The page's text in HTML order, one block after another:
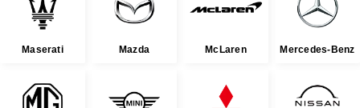
Maserati Mazda McLaren Mercedes-Benz